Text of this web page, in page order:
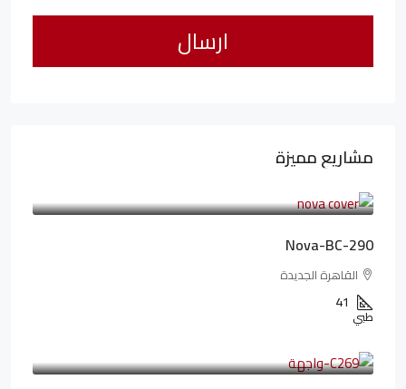
مشاريع مميزة
6,323,076LE
Nova-BC-290
القاهرة الجديدة
41
طبي
4,402,000LE